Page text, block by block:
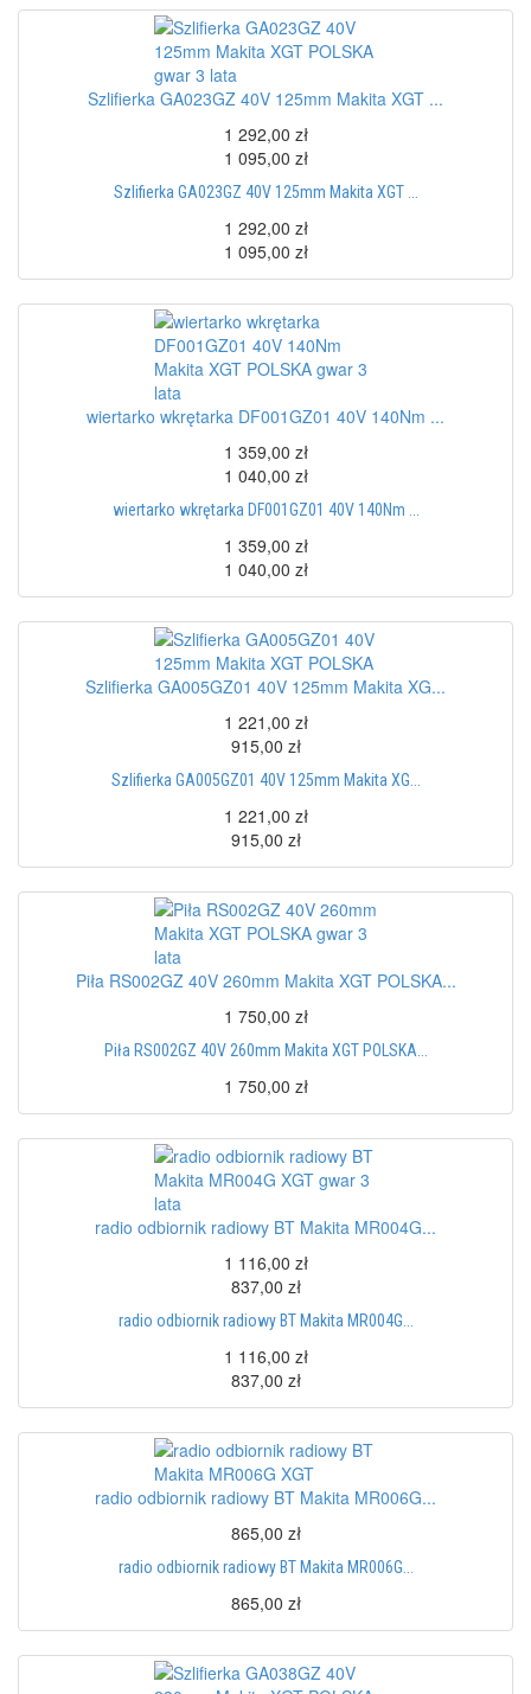
Szlifierka GA023GZ 40V 125mm Makita XGT ...
1 292,00 zł
1 095,00 zł
Szlifierka GA023GZ 40V 125mm Makita XGT ...
1 292,00 zł
1 095,00 zł
wiertarko wkrętarka DF001GZ01 40V 140Nm ...
1 359,00 zł
1 040,00 zł
wiertarko wkrętarka DF001GZ01 40V 140Nm ...
1 359,00 zł
1 040,00 zł
Szlifierka GA005GZ01 40V 125mm Makita XG...
1 221,00 zł
915,00 zł
Szlifierka GA005GZ01 40V 125mm Makita XG...
1 221,00 zł
915,00 zł
Piła RS002GZ 40V 260mm Makita XGT POLSKA...
1 750,00 zł
Piła RS002GZ 40V 260mm Makita XGT POLSKA...
1 750,00 zł
radio odbiornik radiowy BT Makita MR004G...
1 116,00 zł
837,00 zł
radio odbiornik radiowy BT Makita MR004G...
1 116,00 zł
837,00 zł
radio odbiornik radiowy BT Makita MR006G...
865,00 zł
radio odbiornik radiowy BT Makita MR006G...
865,00 zł